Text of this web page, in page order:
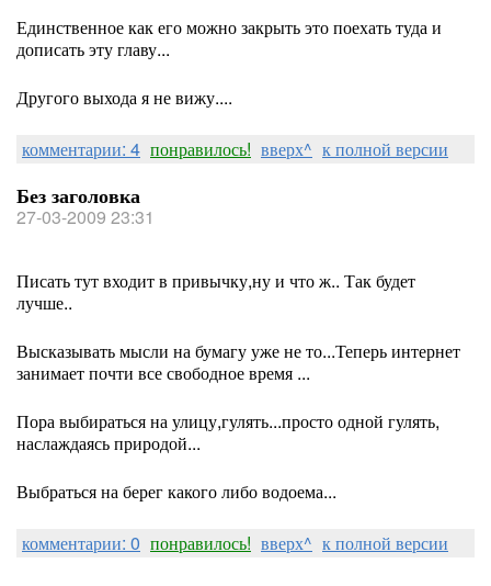
Единственное как его можно закрыть это поехать туда и
дописать эту главу...
Другого выхода я не вижу....
комментарии: 4 понравилось! вверх^ к полной версии
Без заголовка
27-03-2009 23:31
Писать тут входит в привычку,ну и что ж.. Так будет
лучше..
Высказывать мысли на бумагу уже не то...Теперь интернет
занимает почти все свободное время ...
Пора выбираться на улицу,гулять...просто одной гулять,
наслаждаясь природой...
Выбраться на берег какого либо водоема...
комментарии: 0 понравилось! вверх^ к полной версии